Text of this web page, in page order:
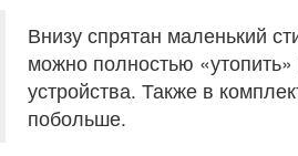
Внизу спрятан маленький
можно полностью «утопить»
устройства. Также в
побольше.